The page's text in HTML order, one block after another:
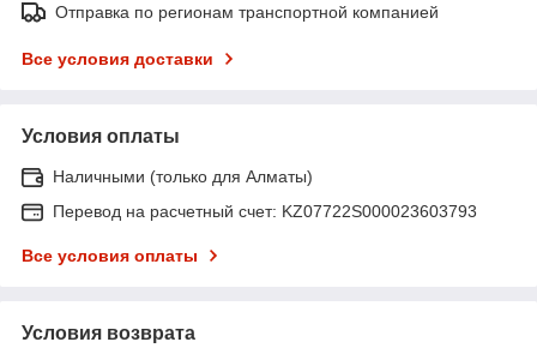
Отправка по регионам транспортной компанией
Все условия доставки
Условия оплаты
Наличными (только для Алматы)
Перевод на расчетный счет: KZ07722S000023603793
Все условия оплаты
Условия возврата